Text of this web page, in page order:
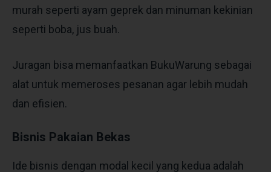
murah seperti ayam geprek dan minuman kekinian
seperti boba, jus buah.
Juragan bisa memanfaatkan BukuWarung sebagai
alat untuk memeroses pesanan agar lebih mudah
dan efisien.
Bisnis Pakaian Bekas
Ide bisnis dengan modal kecil yang kedua adalah